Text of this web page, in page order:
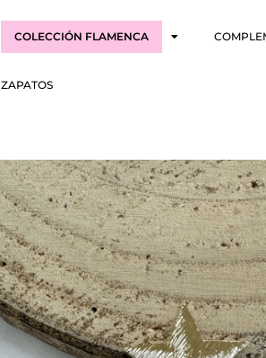
COLECCIÓN FLAMENCA
ZAPATOS